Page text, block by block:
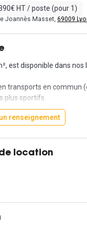
HT / poste (pour 1)
Joannès Masset, 69009
est disponible dans
transports en commun
plus sportifs.
dans les
dans le montant de
partagées et
renseignement
location